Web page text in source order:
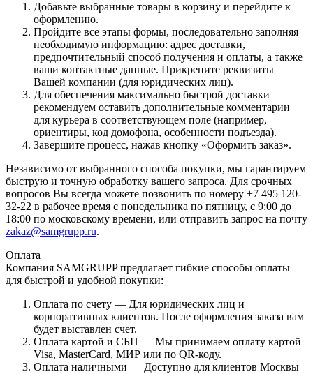
Добавьте выбранные товары в корзину и перейдите к
оформлению.
Пройдите все этапы формы, последовательно заполняя
необходимую информацию: адрес доставки,
предпочтительный способ получения и оплаты, а также
ваши контактные данные. Прикрепите реквизиты
Вашей компании (для юридических лиц).
Для обеспечения максимально быстрой доставки
рекомендуем оставить дополнительные комментарии
для курьера в соответствующем поле (например,
ориентиры, код домофона, особенности подъезда).
Завершите процесс, нажав кнопку «Оформить заказ».
Независимо от выбранного способа покупки, мы гарантируем
быструю и точную обработку вашего запроса. Для срочных
вопросов Вы всегда можете позвонить по номеру +7 495 120-
32-22 в рабочее время с понедельника по пятницу, с 9:00 до
18:00 по московскому времени, или отправить запрос на почту
zakaz@samgrupp.ru.
Оплата
Компания SAMGRUPP предлагает гибкие способы оплаты
для быстрой и удобной покупки:
Оплата по счету — Для юридических лиц и
корпоративных клиентов. После оформления заказа вам
будет выставлен счет.
Оплата картой и СБП — Мы принимаем оплату картой
Visa, MasterCard, МИР или по QR-коду.
Оплата наличными — Доступно для клиентов Москвы